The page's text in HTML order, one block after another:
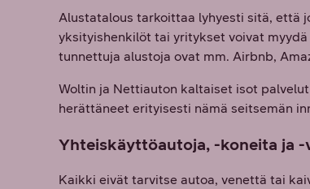
Alustatalous tarkoittaa lyhyesti sitä, että
yksityishenkilöt tai yritykset voivat
tunnettuja alustoja ovat mm. Airbnb,
Woltin ja Nettiauton kaltaiset isot
herättäneet erityisesti nämä seitsemän
Yhteiskäyttöautoja, -koneita ja -
Kaikki eivät tarvitse autoa, venettä tai